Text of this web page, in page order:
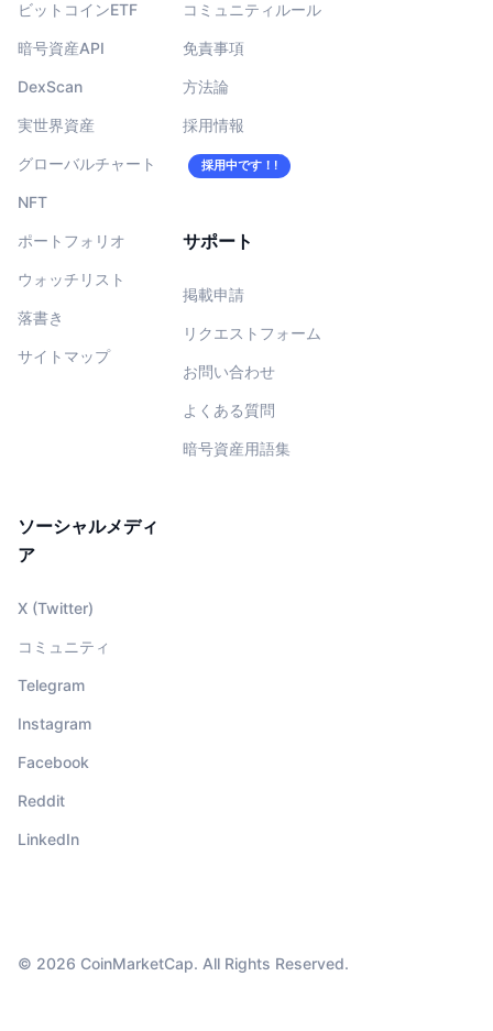
ビットコインETF
暗号資産API
DexScan
実世界資産
グローバルチャート
NFT
ポートフォリオ
ウォッチリスト
落書き
サイトマップ
コミュニティルール
免責事項
方法論
採用情報
採用中です！!
サポート
掲載申請
リクエストフォーム
お問い合わせ
よくある質問
暗号資産用語集
ソーシャルメディ
ア
X (Twitter)
コミュニティ
Telegram
Instagram
Facebook
Reddit
LinkedIn
© 2026 CoinMarketCap. All Rights Reserved.